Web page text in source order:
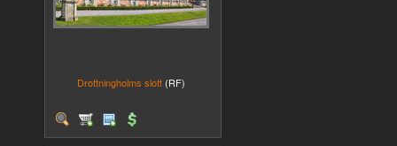
Drottningholms slott (RF)